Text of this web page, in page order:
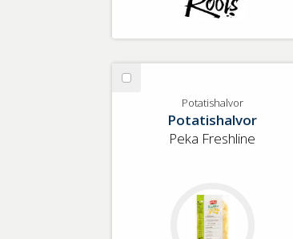
Välj
PotatishalvorPotatishalvor
Potatishalvor
Peka Freshline